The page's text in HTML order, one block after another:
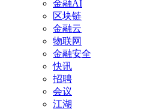
金融AI
区块链
金融云
物联网
金融安全
快讯
招聘
会议
江湖